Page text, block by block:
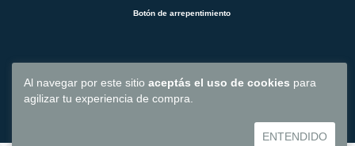
Al navegar por este sitio aceptás el uso de cookies para
agilizar tu experiencia de compra.
ENTENDIDO
Botón de arrepentimiento